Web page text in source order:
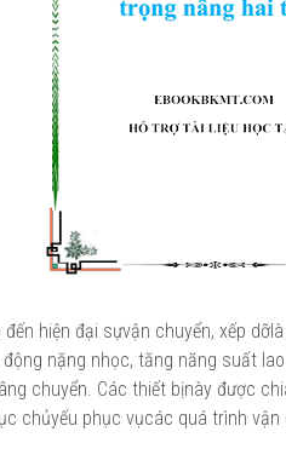
hiện đại sựvận chuyển, xếp
nặng nhọc, tăng năng suất
chuyển. Các thiết bịnày được
chủyếu phục vụcác quá trình